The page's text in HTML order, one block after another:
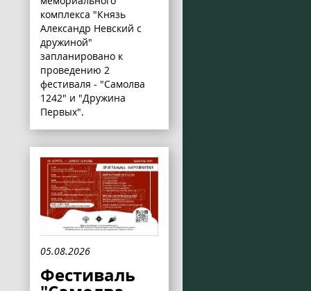
комплекса "Князь
Александр Невский с
дружиной"
запланировано к
проведению 2
фестиваля - "Самолва
1242" и "Дружина
Первых".
05.08.2026
Фестиваль